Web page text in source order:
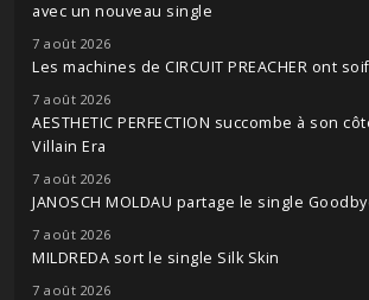
avec un nouveau single
7 août 2026
Les machines de CIRCUIT PREACHER ont
7 août 2026
AESTHETIC PERFECTION succombe à son
Villain Era
7 août 2026
JANOSCH MOLDAU partage le single
7 août 2026
MILDREDA sort le single Silk Skin
7 août 2026